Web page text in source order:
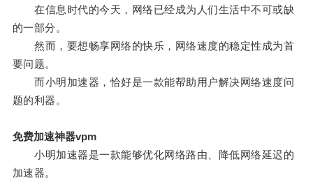
在信息时代的今天，网络已经成为人们生活中不可或缺
的一部分。
然而，要想畅享网络的快乐，网络速度的稳定性成为首
要问题。
而小明加速器，恰好是一款能帮助用户解决网络速度问
题的利器。
免费加速神器vpm
小明加速器是一款能够优化网络路由、降低网络延迟的
加速器。